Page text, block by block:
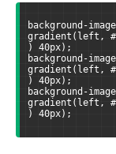
background-
gradient(left,
) 40px);
background-
gradient(left,
) 40px);
background-
gradient(left,
) 40px);